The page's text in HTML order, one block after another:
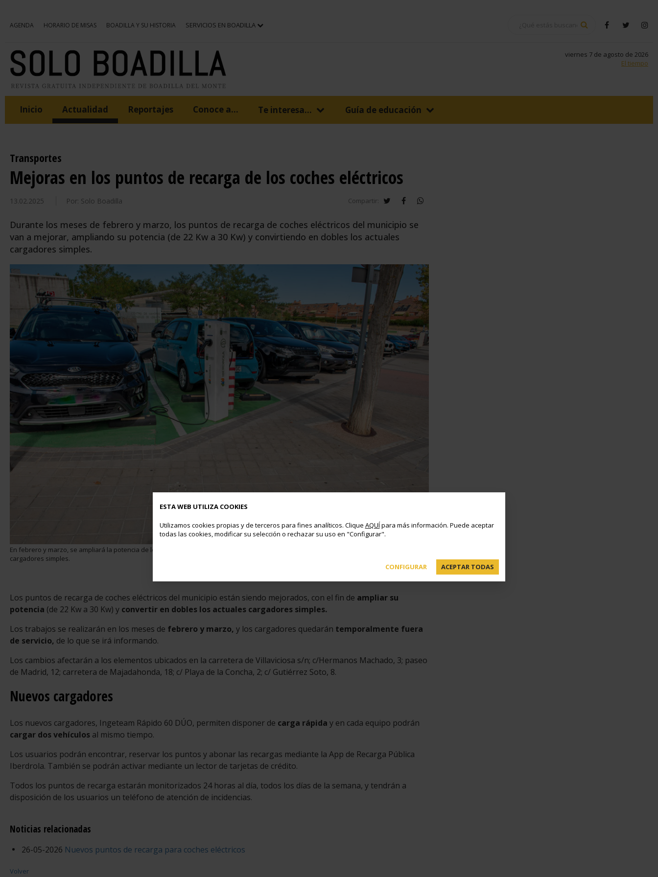
AGENDA HORARIO DE MISAS BOADILLA Y SU HISTORIA SERVICIOS EN BOADILLA BUSCARfacebooktwitter
viernes 7 de agosto de 2026
El tiempo
Inicio Actualidad Reportajes Conoce a... Te interesa... Guía de educación
Transportes
Mejoras en los puntos de recarga de los coches eléctricos
13.02.2025 Por: Solo Boadilla Compartir: twitterfacebookwhatsapp
Durante los meses de febrero y marzo, los puntos de recarga de coches eléctricos del municipio se
van a mejorar, ampliando su potencia (de 22 Kw a 30 Kw) y convirtiendo en dobles los actuales
cargadores simples.
En febrero y marzo, se ampliará la potencia de los puntos de recarga de coches eléctricos del municipio y se convertirán en dobles los
cargadores simples.
Los puntos de recarga de coches eléctricos del municipio están siendo mejorados, con el fin de ampliar su
potencia (de 22 Kw a 30 Kw) y convertir en dobles los actuales cargadores simples.
Los trabajos se realizarán en los meses de febrero y marzo, y los cargadores quedarán temporalmente fuera
de servicio, de lo que se irá informando.
Los cambios afectarán a los elementos ubicados en la carretera de Villaviciosa s/n; c/Hermanos Machado, 3; paseo
de Madrid, 12; carretera de Majadahonda, 18; c/ Playa de la Concha, 2; c/ Gutiérrez Soto, 8.
Nuevos cargadores
Los nuevos cargadores, Ingeteam Rápido 60 DÚO, permiten disponer de carga rápida y en cada equipo podrán
cargar dos vehículos al mismo tiempo.
Los usuarios podrán encontrar, reservar los puntos y abonar las recargas mediante la App de Recarga Pública
Iberdrola. También se podrán activar mediante un lector de tarjetas de crédito.
Todos los puntos de recarga estarán monitorizados 24 horas al día, todos los días de la semana, y tendrán a
disposición de los usuarios un teléfono de atención de incidencias.
Noticias relacionadas
26-05-2026 Nuevos puntos de recarga para coches eléctricos
Volver
ESTA WEB UTILIZA COOKIES
Utilizamos cookies propias y de terceros para fines analíticos. Clique AQUÍpara más información. Puede aceptar
todas las cookies, modificar su selección o rechazar su uso en "Configurar".
CONFIGURAR ACEPTAR TODAS